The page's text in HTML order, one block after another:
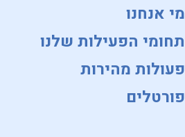
מי אנחנו
תחומי הפעילות שלנו
פעולות מהירות
פורטלים